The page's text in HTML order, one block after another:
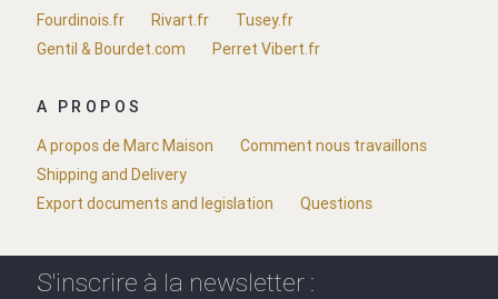
Fourdinois.fr
Rivart.fr
Tusey.fr
Gentil & Bourdet.com
Perret Vibert.fr
A PROPOS
A propos de Marc Maison
Comment nous travaillons
Shipping and Delivery
Export documents and legislation
Questions
S'inscrire à la newsletter :